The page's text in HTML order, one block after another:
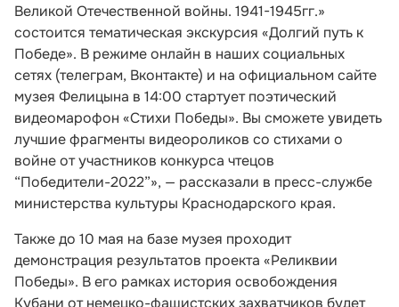
Великой Отечественной войны. 1941-1945гг.»
состоится тематическая экскурсия «Долгий путь к
Победе». В режиме онлайн в наших социальных
сетях (телеграм, Вконтакте) и на официальном сайте
музея Фелицына в 14:00 стартует поэтический
видеомарофон «Стихи Победы». Вы сможете увидеть
лучшие фрагменты видеороликов со стихами о
войне от участников конкурса чтецов
“Победители-2022”», — рассказали в пресс-службе
министерства культуры Краснодарского края.
Также до 10 мая на базе музея проходит
демонстрация результатов проекта «Реликвии
Победы». В его рамках история освобождения
Кубани от немецко-фашистских захватчиков будет